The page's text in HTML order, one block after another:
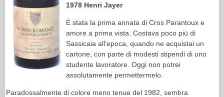
1978 Henri Jayer
È stata la prima annata di Cros Parantoux e
amore a prima vista. Costava poco più di
Sassicaia all’epoca, quando ne acquistai un
cartone, con parte di modesti stipendi di uno
studente lavoratore. Oggi non potrei
assolutamente permettermelo.
Paradossalmente di colore meno tenue del 1982, sembra